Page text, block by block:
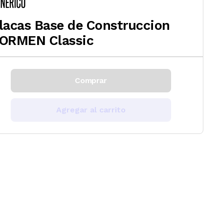
Base de Construccion
Classic
Comprar
Agregar al carrito